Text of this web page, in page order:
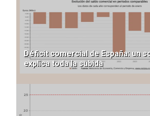
Déficit comercial de España: un
explica toda la subida